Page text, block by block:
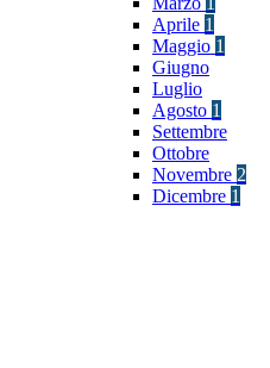
Aprile 1
Maggio 1
Giugno
Luglio
Agosto 1
Settembre
Ottobre
Novembre 2
Dicembre 1